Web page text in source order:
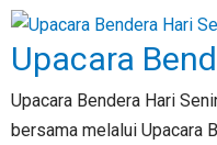
Upacara
Upacara Bendera Hari
bersama melalui Upacara